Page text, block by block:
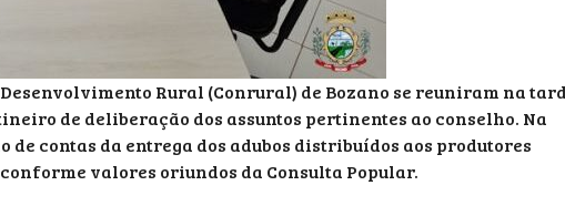
Rural (Conrural) de Bozano se reuniram na
de deliberação dos assuntos pertinentes ao conselho. Na
contas da entrega dos adubos distribuídos aos produtores
valores oriundos da Consulta Popular.